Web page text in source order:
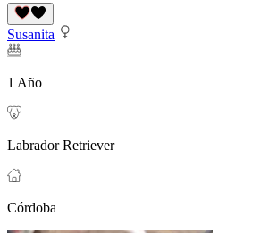
Susanita
1 Año
Labrador Retriever
Córdoba